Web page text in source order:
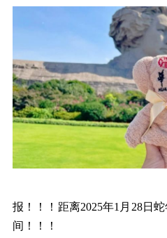
报！！！距离2025年1月28日
间！！！